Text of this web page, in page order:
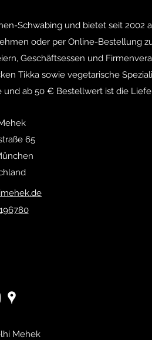
Schwabing und bietet seit 2002
oder per Online-Bestellung
Geschäftsessen und
Tikka sowie vegetarische
ab 50 € Bestellwert ist die
65
Mehek